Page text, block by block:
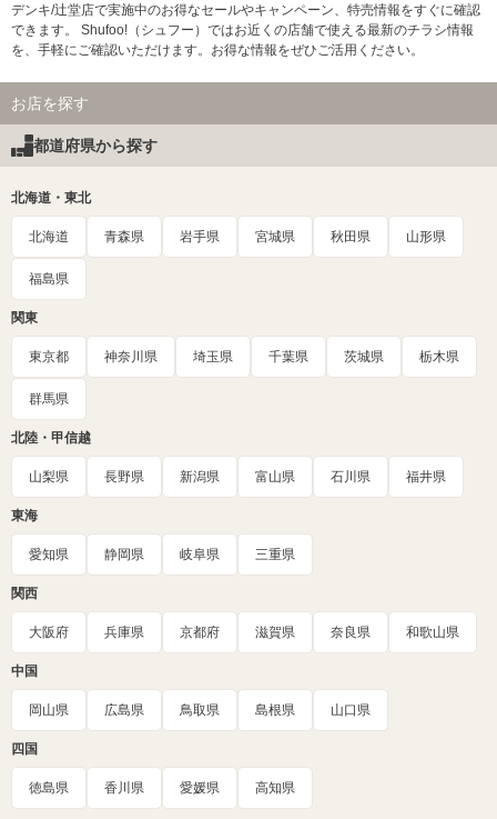
デンキ/辻堂店で実施中のお得なセールやキャンペーン、特売情報をすぐに確認
できます。 Shufoo!（シュフー）ではお近くの店舗で使える最新のチラシ情報
を、手軽にご確認いただけます。お得な情報をぜひご活用ください。
お店を探す
都道府県から探す
北海道・東北
北海道 青森県 岩手県 宮城県 秋田県 山形県
福島県
関東
東京都 神奈川県 埼玉県 千葉県 茨城県 栃木県
群馬県
北陸・甲信越
山梨県 長野県 新潟県 富山県 石川県 福井県
東海
愛知県 静岡県 岐阜県 三重県
関西
大阪府 兵庫県 京都府 滋賀県 奈良県 和歌山県
中国
岡山県 広島県 鳥取県 島根県 山口県
四国
徳島県 香川県 愛媛県 高知県